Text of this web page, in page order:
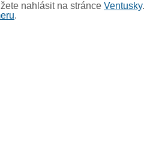
nahlásit na stránce Ventusky.
.